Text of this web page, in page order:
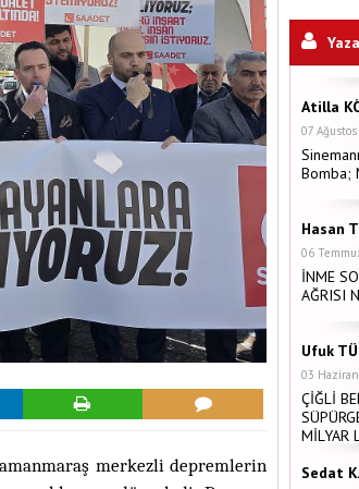
merkezli depremlerin
Atilla
07
Bomba;
Hasan
06
İNME
AĞRISI
Ufuk
03
ÇİĞLİ
MİLYAR
Sedat